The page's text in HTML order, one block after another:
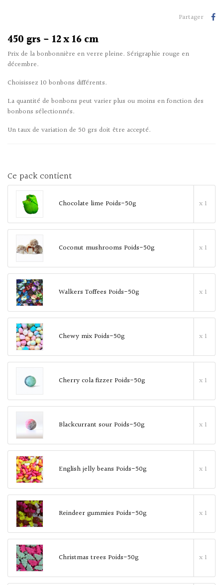
Partager
450 grs - 12 x 16 cm
Prix de la bonbonnière en verre pleine. Sérigraphie rouge en
décembre.
Choisissez 10 bonbons différents.
La quantité de bonbons peut varier plus ou moins en fonction des
bonbons sélectionnés.
Un taux de variation de 50 grs doit être accepté.
Ce pack contient
Chocolate lime Poids-50g x 1
Coconut mushrooms Poids-50g x 1
Walkers Toffees Poids-50g x 1
Chewy mix Poids-50g x 1
Cherry cola fizzer Poids-50g x 1
Blackcurrant sour Poids-50g x 1
English jelly beans Poids-50g x 1
Reindeer gummies Poids-50g x 1
Christmas trees Poids-50g x 1